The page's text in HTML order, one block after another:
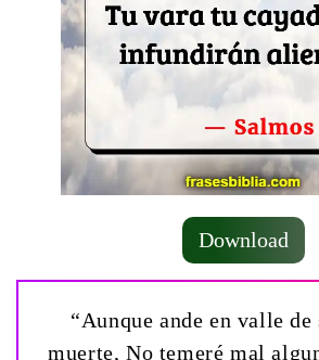
Download
“Aunque ande en valle de
muerte, No temeré mal